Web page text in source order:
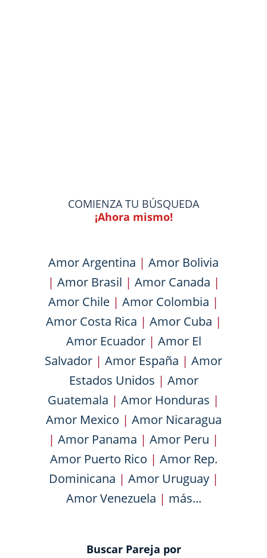
COMIENZA TU BÚSQUEDA
¡Ahora mismo!
Amor Argentina | Amor Bolivia
| Amor Brasil | Amor Canada |
Amor Chile | Amor Colombia |
Amor Costa Rica | Amor Cuba |
Amor Ecuador| Amor El
Salvador | Amor España | Amor
Estados Unidos | Amor
Guatemala | Amor Honduras |
Amor Mexico | Amor Nicaragua
| Amor Panama | Amor Peru |
Amor Puerto Rico | Amor Rep.
Dominicana | Amor Uruguay|
Amor Venezuela | más...
Buscar Pareja por